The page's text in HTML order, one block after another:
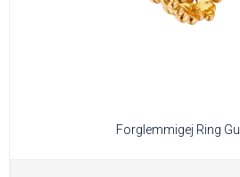
Forglemmigej Ring